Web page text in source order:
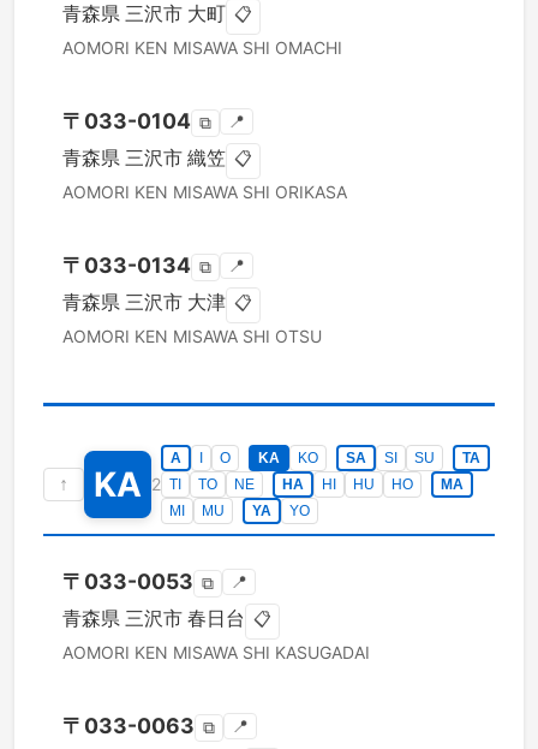
青森県 三沢市 大町 📋
AOMORI KEN MISAWA SHI OMACHI
〒 033-0104 ⧉ 📍
青森県 三沢市 織笠 📋
AOMORI KEN MISAWA SHI ORIKASA
〒 033-0134 ⧉ 📍
青森県 三沢市 大津 📋
AOMORI KEN MISAWA SHI OTSU
↑ KA 2
A O KA KO SA SI SU
TA
TI
TO NE HA HI HU HO
MA
MI
MU YA YO
〒 033-0053 ⧉ 📍
青森県 三沢市 春日台 📋
AOMORI KEN MISAWA SHI KASUGADAI
〒 033-0063 ⧉ 📍